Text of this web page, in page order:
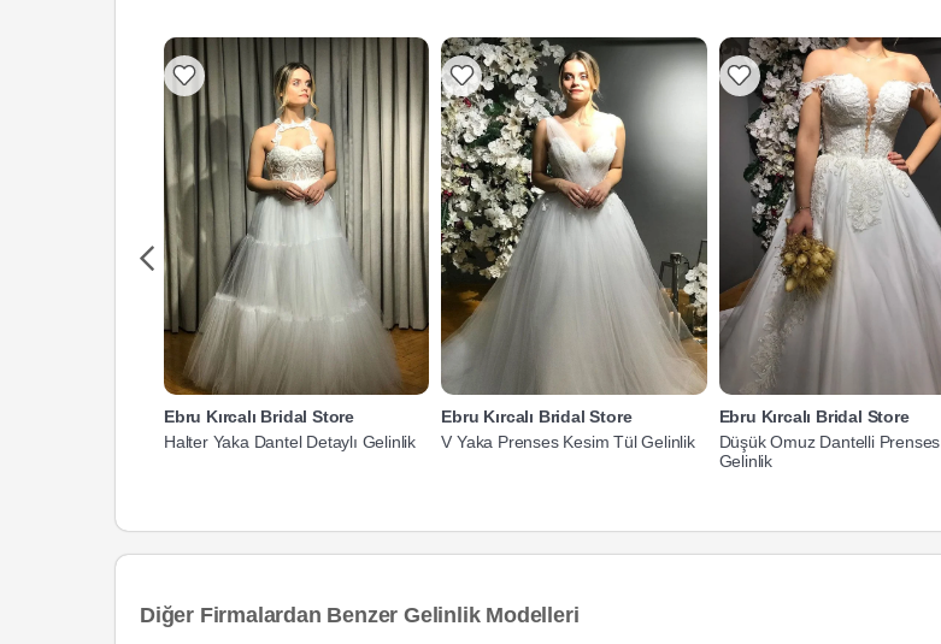
Ebru Kırcalı Bridal Store
Halter Yaka Dantel Detaylı Gelinlik
Ebru Kırcalı Bridal Store
V Yaka Prenses Kesim Tül Gelinlik
Ebru Kırcalı Bridal Store
Düşük Omuz Dantelli Prenses
Gelinlik
Diğer Firmalardan Benzer Gelinlik Modelleri